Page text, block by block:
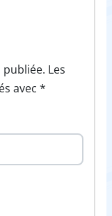
Les
avec *